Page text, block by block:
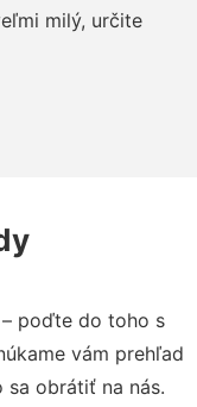
milý, určite
poďte do toho s
vám prehľad
obrátiť na nás.